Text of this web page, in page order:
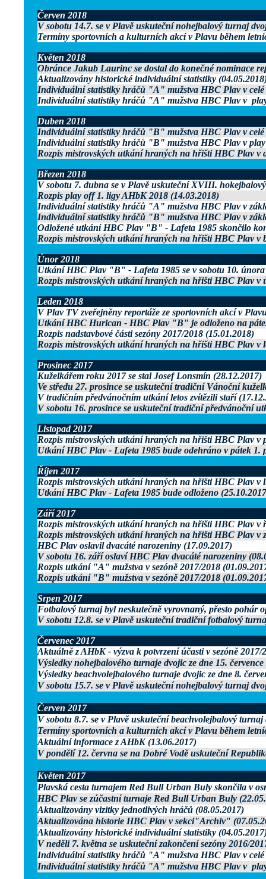
Červen 2018
V sobotu 14.7. se v Plavě uskuteční nohejbalový turnaj
Termíny sportovních a kulturních akcí v Plavu během
Květen 2018
Obránce Jakub Laurinc se dostal do konečné nominace
Aktualizovány historické individuální statistiky
Individuální statistiky hráčů "A" mužstva HBC Plav v celé
Individuální statistiky hráčů "A" mužstva HBC Plav v
Duben 2018
Individuální statistiky hráčů "B" mužstva HBC Plav v celé
Individuální statistiky hráčů "B" mužstva HBC Plav v play
Rozpis mistrovských utkání hraných na hřišti HBC Plav v
Březen 2018
V sobotu 7. dubna se v Plavě uskuteční XVIII.
Rozpis play off 1. ligy AHbK 2018 (14.03.2018)
Individuální statistiky hráčů "A" mužstva HBC Plav v
Individuální statistiky hráčů "B" mužstva HBC Plav v
Odložené utkání HBC Plav "B" - Lafeta 1985 skončilo
Rozpis mistrovských utkání hraných na hřišti HBC Plav v
Únor 2018
Utkání HBC Plav "B" - Lafeta 1985 se v sobotu 10. února
Rozpis mistrovských utkání hraných na hřišti HBC Plav v
Leden 2018
V Plav TV zveřejněny reportáže ze sportovních akcí v
Utkání HBC Hurican - HBC Plav "B" je odloženo na
Rozpis nadstavbové části sezóny 2017/2018 (15.01.2018)
Rozpis mistrovských utkání hraných na hřišti HBC Plav v
Prosinec 2017
Kuželkářem roku 2017 se stal Josef Lonsmín (28.12.2017)
Ve středu 27. prosince se uskuteční tradiční Vánoční
V tradičním předvánočním utkání letos zvítězili staří
V sobotu 16. prosince se uskuteční tradiční předvánoční
Listopad 2017
Rozpis mistrovských utkání hraných na hřišti HBC Plav v
Utkání HBC Plav - Lafeta 1985 bude odehráno v pátek 1.
Říjen 2017
Rozpis mistrovských utkání hraných na hřišti HBC Plav v
Utkání HBC Plav - Lafeta 1985 bude odloženo
Září 2017
Rozpis mistrovských utkání hraných na hřišti HBC Plav v
Rozpis mistrovských utkání hraných na hřišti HBC Plav v
HBC Plav oslavil dvacáté narozeniny (17.09.2017)
V sobotu 16. září oslaví HBC Plav dvacáté narozeniny
Rozpis utkání "A" mužstva v sezóně 2017/2018
Rozpis utkání "B" mužstva v sezóně 2017/2018
Srpen 2017
Fotbalový turnaj byl neskutečně vyrovnaný, přesto pohár
V sobotu 12.8. se v Plavě uskuteční tradiční fotbalový
Červenec 2017
Aktuálně z AHbK - výzva k potvrzení účasti v sezóně 2017/
Výsledky nohejbalového turnaje dvojic ze dne 15.
Výsledky beachvolejbalového turnaje dvojic ze dne 8.
V sobotu 15.7. se v Plavě uskuteční nohejbalový turnaj
Červen 2017
V sobotu 8.7. se v Plavě uskuteční beachvolejbalový
Termíny sportovních a kulturních akcí v Plavu během
Aktuální informace z AHbK (13.06.2017)
V pondělí 12. června se na Dobré Vodě uskuteční
Květen 2017
Plavská cesta turnajem Red Bull Urban Buly skončila v
HBC Plav se zúčastní turnaje Red Bull Urban Buly
Aktualizovány vizitky jednotlivých hráčů (08.05.2017)
Aktualizována historie HBC Plav v sekci"Archiv"
Aktualizovány historické individuální statistiky
V neděli 7. května se uskuteční zakončení sezóny 2016/
Individuální statistiky hráčů "A" mužstva HBC Plav v celé
Individuální statistiky hráčů "A" mužstva HBC Plav v